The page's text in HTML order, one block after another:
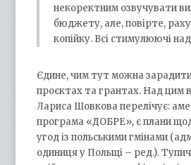
некоректним озвучувати
бюджету, але, повірте,
копійку. Всі стимулюючі
Єдине, чим тут можна
проєктах та грантах. Над цим
Лариса Шовкова перелічує:
програма «ДОБРЕ», є плани
угод із польськими гмінами
одиниця у Польщі – ред.).